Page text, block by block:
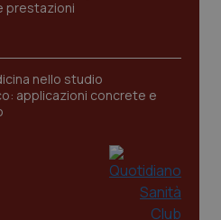
prestazioni
nello studio
applicazioni concrete e